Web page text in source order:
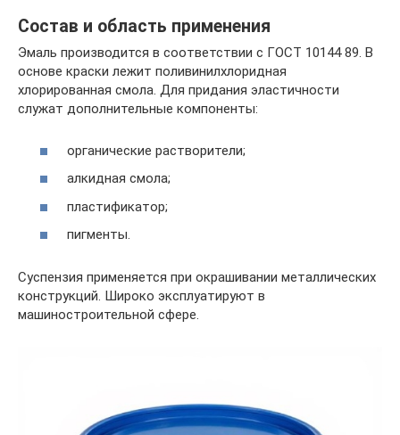
Состав и область применения
Эмаль производится в соответствии с ГОСТ 10144 89. В
основе краски лежит поливинилхлоридная
хлорированная смола. Для придания эластичности
служат дополнительные компоненты:
органические растворители;
алкидная смола;
пластификатор;
пигменты.
Суспензия применяется при окрашивании металлических
конструкций. Широко эксплуатируют в
машиностроительной сфере.